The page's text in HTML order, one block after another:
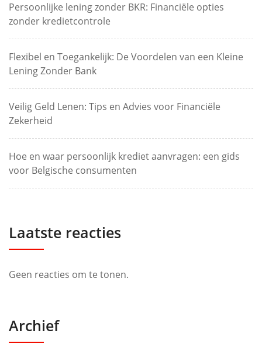
Persoonlijke lening zonder BKR: Financiële opties
zonder kredietcontrole
Flexibel en Toegankelijk: De Voordelen van een Kleine
Lening Zonder Bank
Veilig Geld Lenen: Tips en Advies voor Financiële
Zekerheid
Hoe en waar persoonlijk krediet aanvragen: een gids
voor Belgische consumenten
Laatste reacties
Geen reacties om te tonen.
Archief